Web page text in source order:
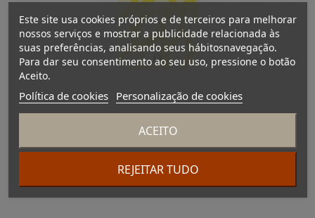
Este site usa cookies próprios e de terceiros para melhorar
nossos serviços e mostrar a publicidade relacionada às
suas preferências, analisando seus hábitosnavegação.
Para dar seu consentimento ao seu uso, pressione o botão
Aceito.
Política de cookies Personalização de cookies
REJEITAR TUDO
ACEITO
Ambientador coche percha fragancia Limón